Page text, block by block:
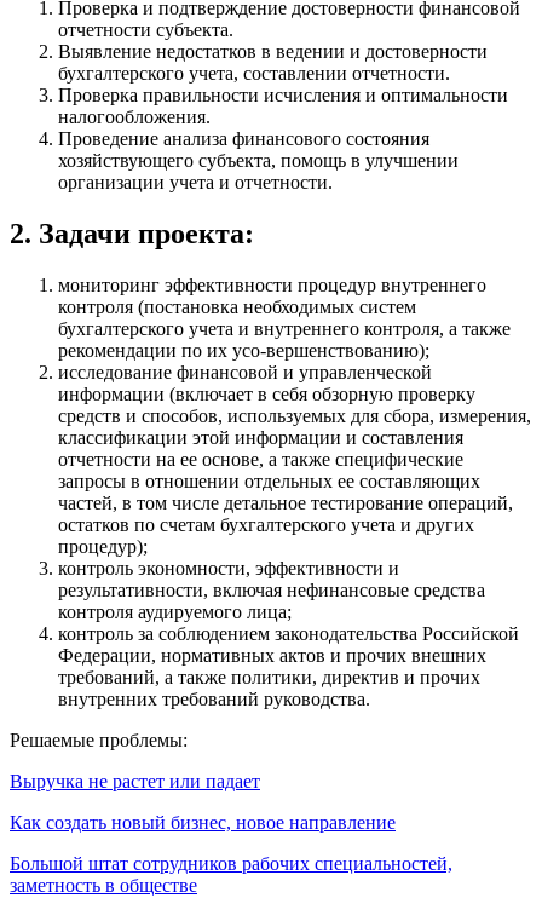
Проверка и подтверждение достоверности финансовой
отчетности субъекта.
Выявление недостатков в ведении и достоверности
бухгалтерского учета, составлении отчетности.
Проверка правильности исчисления и оптимальности
налогообложения.
Проведение анализа финансового состояния
хозяйствующего субъекта, помощь в улучшении
организации учета и отчетности.
2. Задачи проекта:
мониторинг эффективности процедур внутреннего
контроля (постановка необходимых систем
бухгалтерского учета и внутреннего контроля, а также
рекомендации по их усо-вершенствованию);
исследование финансовой и управленческой
информации (включает в себя обзорную проверку
средств и способов, используемых для сбора, измерения,
классификации этой информации и составления
отчетности на ее основе, а также специфические
запросы в отношении отдельных ее составляющих
частей, в том числе детальное тестирование операций,
остатков по счетам бухгалтерского учета и других
процедур);
контроль экономности, эффективности и
результативности, включая нефинансовые средства
контроля аудируемого лица;
контроль за соблюдением законодательства Российской
Федерации, нормативных актов и прочих внешних
требований, а также политики, директив и прочих
внутренних требований руководства.
Решаемые проблемы:
Выручка не растет или падает
Как создать новый бизнес, новое направление
Большой штат сотрудников рабочих специальностей,
заметность в обществе